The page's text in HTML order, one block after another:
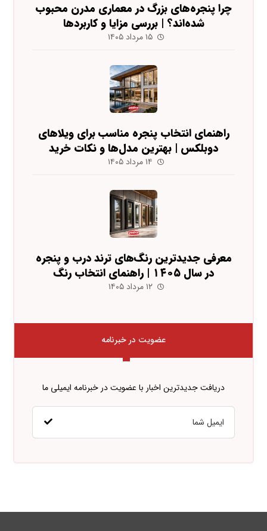
چرا پنجره‌های بزرگ در معماری مدرن محبوب
شده‌اند؟ | بررسی مزایا و کاربردها
۱۵ مرداد ۱۴۰۵
راهنمای انتخاب پنجره مناسب برای ویلاهای
دوبلکس | بهترین مدل‌ها و نکات خرید
۱۴ مرداد ۱۴۰۵
معرفی جدیدترین رنگ‌های ترند درب و پنجره
در سال ۱۴۰۵ | راهنمای انتخاب رنگ
۱۲ مرداد ۱۴۰۵
عضویت در خبرنامه
دریافت جدیدترین اخبار با عضویت در خبرنامه ایمیلی ما